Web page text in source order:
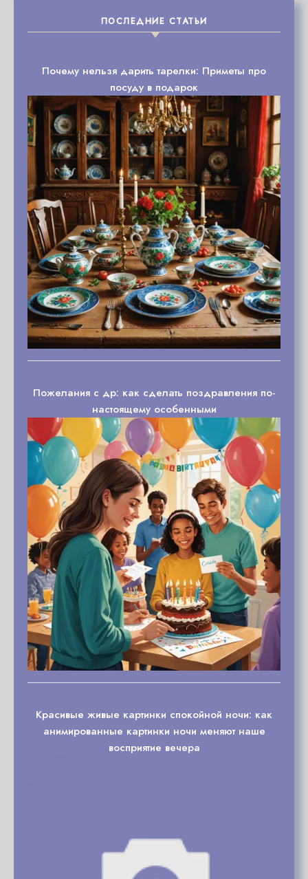
ПОСЛЕДНИЕ СТАТЬИ
Почему нельзя дарить тарелки: Приметы про
посуду в подарок
Пожелания с др: как сделать поздравления по-
настоящему особенными
Красивые живые картинки спокойной ночи: как
анимированные картинки ночи меняют наше
восприятие вечера